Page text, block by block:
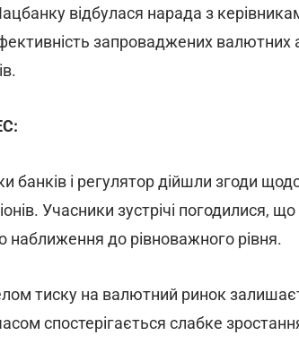
відбулася нарада з
запроваджених валютних
банків і регулятор дійшли згоди
Учасники зустрічі погодилися,
наближення до рівноважного рівня.
тиску на валютний ринок
спостерігається слабке